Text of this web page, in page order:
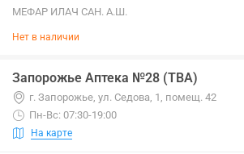
МЕФАР ИЛАЧ САН. А.Ш.
Нет в наличии
Запорожье Аптека №28 (ТВА)
г. Запорожье, ул. Седова, 1, помещ. 42
Пн-Вс: 07:30-19:00
На карте